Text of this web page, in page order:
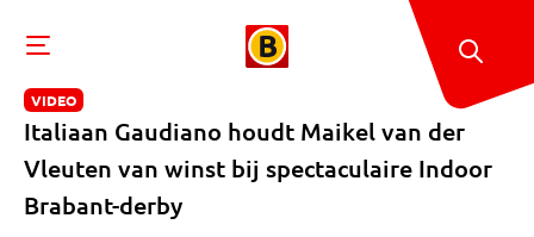
VIDEO
Italiaan Gaudiano houdt Maikel van der
Vleuten van winst bij spectaculaire Indoor
Brabant-derby